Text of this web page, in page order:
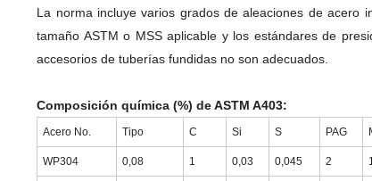
La norma incluye varios grados de aleaciones de acero
tamaño ASTM o MSS aplicable y los estándares de
accesorios de tuberías fundidas no son adecuados.
Composición química (%) de ASTM A403:
Acero No. Tipo C Si S PAG
WP304 0,08 1 0,03 0,045 2